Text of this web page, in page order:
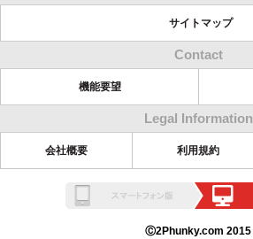
サイトマップ
Contact
機能要望
Legal Information
会社概要 利用規約
Ⓒ2Phunky.com 2015